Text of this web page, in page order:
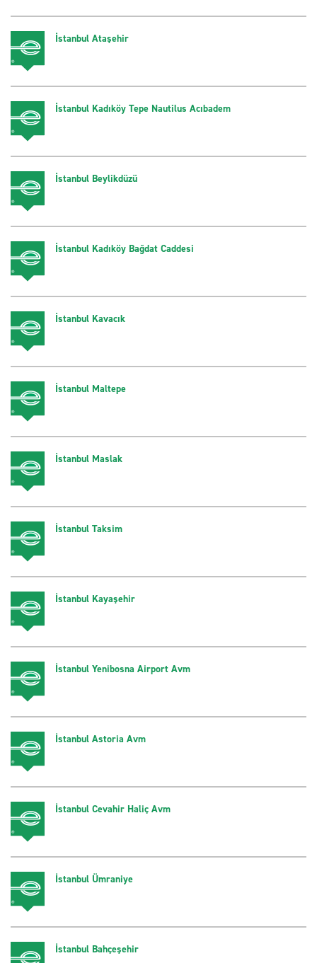
İstanbul Ataşehir
İstanbul Kadıköy Tepe Nautilus Acıbadem
İstanbul Beylikdüzü
İstanbul Kadıköy Bağdat Caddesi
İstanbul Kavacık
İstanbul Maltepe
İstanbul Maslak
İstanbul Taksim
İstanbul Kayaşehir
İstanbul Yenibosna Airport Avm
İstanbul Astoria Avm
İstanbul Cevahir Haliç Avm
İstanbul Ümraniye
İstanbul Bahçeşehir